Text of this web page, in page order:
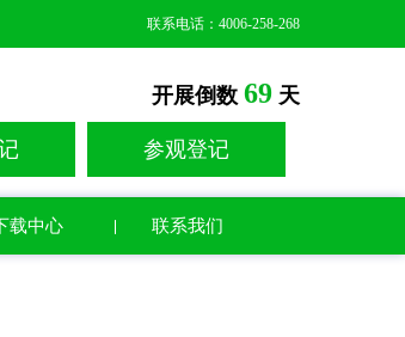
联系电话：4006-258-268
开展倒数 69 天
参观登记
载中心 联系我们